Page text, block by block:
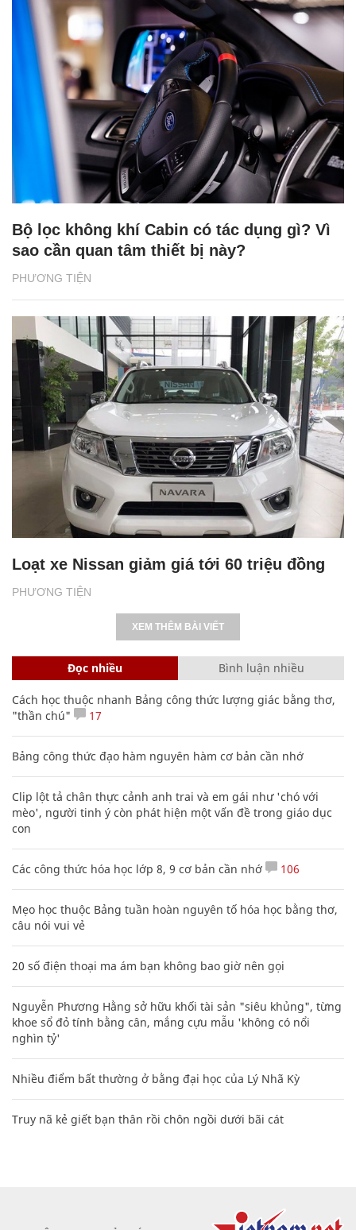
PHƯƠNG TIỆN
Bộ lọc không khí Cabin có tác dụng gì? Vì
sao cần quan tâm thiết bị này?
PHƯƠNG TIỆN
Loạt xe Nissan giảm giá tới 60 triệu đồng
XEM THÊM BÀI VIẾT
Đọc nhiều Bình luận nhiều
Cách học thuộc nhanh Bảng công thức lượng giác bằng thơ,
"thần chú"
17
Bảng công thức đạo hàm nguyên hàm cơ bản cần nhớ
Clip lột tả chân thực cảnh anh trai và em gái như 'chó với
mèo', người tinh ý còn phát hiện một vấn đề trong giáo dục
con
Các công thức hóa học lớp 8, 9 cơ bản cần nhớ 106
Mẹo học thuộc Bảng tuần hoàn nguyên tố hóa học bằng thơ,
câu nói vui vẻ
20 số điện thoại ma ám bạn không bao giờ nên gọi
Nguyễn Phương Hằng sở hữu khối tài sản "siêu khủng", từng
khoe sổ đỏ tính bằng cân, mắng cựu mẫu 'không có nổi
nghìn tỷ'
Nhiều điểm bất thường ở bằng đại học của Lý Nhã Kỳ
Truy nã kẻ giết bạn thân rồi chôn ngồi dưới bãi cát